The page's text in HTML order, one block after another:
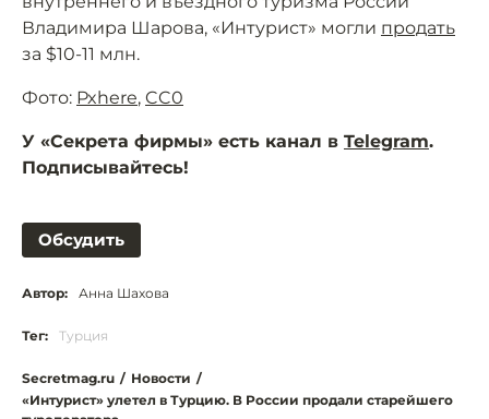
Владимира Шарова, «Интурист» могли продать
за $10-11 млн.
Фото: Pxhere, CC0
У «Секрета фирмы» есть канал в Telegram.
Подписывайтесь!
Обсудить
Автор: Анна Шахова
Тег: Турция
Secretmag.ru / Новости /
«Интурист» улетел в Турцию. В России продали старейшего